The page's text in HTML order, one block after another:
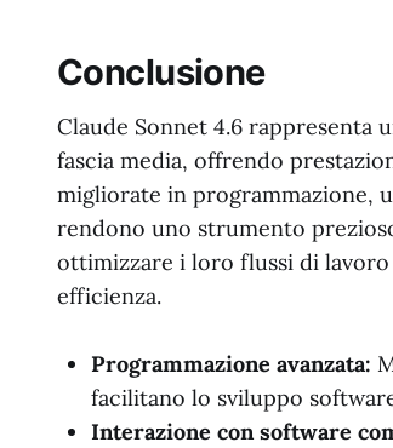
Conclusione
Claude Sonnet 4.6 rappresenta
fascia media, offrendo
migliorate in programmazione,
rendono uno strumento
ottimizzare i loro flussi di
efficienza.
Programmazione avanzata:
facilitano lo sviluppo
Interazione con software